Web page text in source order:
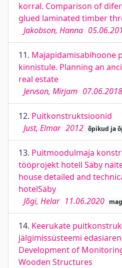
korral. Comparison of
glued laminated timber
Jakobson, Hanna
11. Majapidamisabihoone
kinnistule. Planning an
real estate
Jervson, Mirjam 07.06.2018
12. Puitkonstruktsioonid
Just, Elmar 2012 õpikud ja
13. Puitmoodulmaja
tööprojekt hotell Säby
house detailed and
hotelSäby
Jõgi, Helar 11.06.2020
14. Keerukate
jälgimissüsteemi
Development of
Wooden Structures